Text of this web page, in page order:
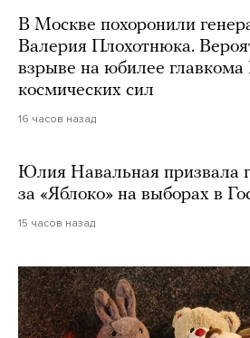
В Москве похоронили
Валерия Плохотнюка.
взрыве на юбилее
космических сил
16 часов назад
Юлия Навальная призвала
за «Яблоко» на выборах в
15 часов назад